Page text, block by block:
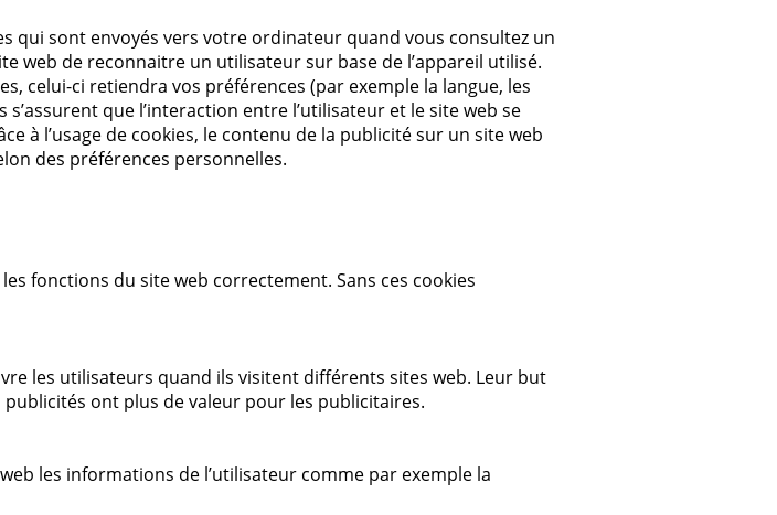
qui sont envoyés vers votre ordinateur quand vous consultez un
web de reconnaitre un utilisateur sur base de l’appareil utilisé.
celui-ci retiendra vos préférences (par exemple la langue, les
que l’interaction entre l’utilisateur et le site web se
à l’usage de cookies, le contenu de la publicité sur un site web
des préférences personnelles.
fonctions du site web correctement. Sans ces cookies
les utilisateurs quand ils visitent différents sites web. Leur but
publicités ont plus de valeur pour les publicitaires.
les informations de l’utilisateur comme par exemple la